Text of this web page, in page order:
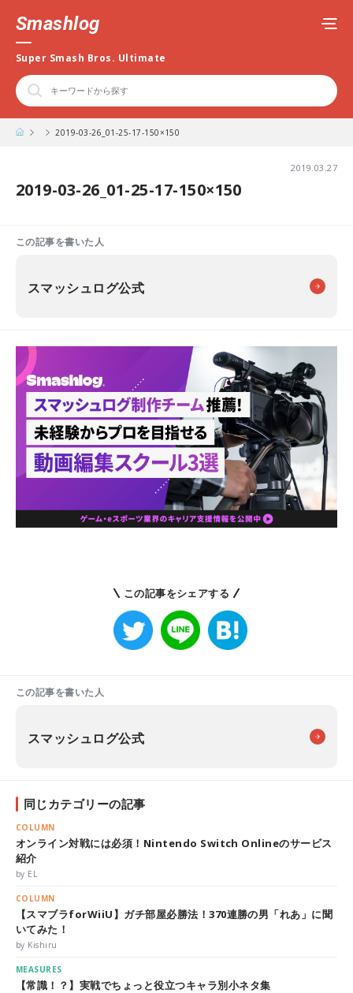
Smashlog
Super Smash Bros. Ultimate
2019-03-26_01-25-17-150×150
2019.03.27
2019-03-26_01-25-17-150×150
この記事を書いた人
スマッシュログ公式
この記事をシェアする
この記事を書いた人
スマッシュログ公式
同じカテゴリーの記事
COLUMN
オンライン対戦には必須！Nintendo Switch Onlineのサービス
紹介
by EL
COLUMN
【スマブラforWiiU】ガチ部屋必勝法！370連勝の男「れあ」に聞
いてみた！
by Kishiru
MEASURES
【常識！？】実戦でちょっと役立つキャラ別小ネタ集